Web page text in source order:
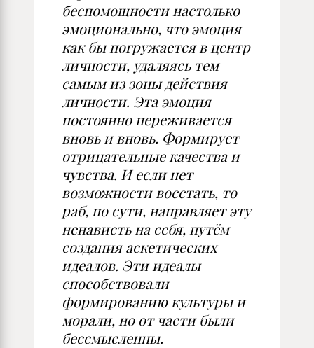
беспомощности настолько
эмоционально, что эмоция
как бы погружается в центр
личности, удаляясь тем
самым из зоны действия
личности. Эта эмоция
постоянно переживается
вновь и вновь. Формирует
отрицательные качества и
чувства. И если нет
возможности восстать, то
раб, по сути, направляет эту
ненависть на себя, путём
создания аскетических
идеалов. Эти идеалы
способствовали
формированию культуры и
морали, но от части были
бессмысленны.